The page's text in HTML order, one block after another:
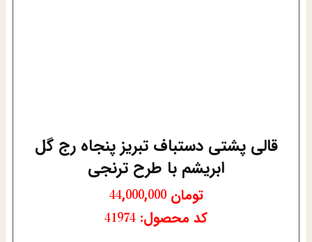
قالی پشتی دستباف تبریز پنجاه رج گل
ابریشم با طرح ترنجی
تومان 44,000,000
کد محصول: 41974